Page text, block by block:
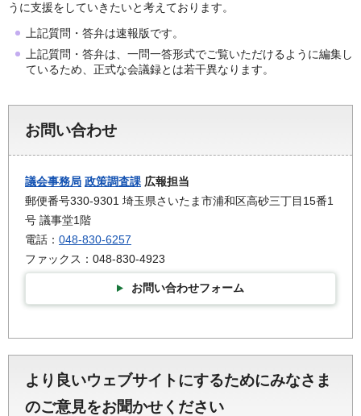
うに支援をしていきたいと考えております。
上記質問・答弁は速報版です。
上記質問・答弁は、一問一答形式でご覧いただけるように編集し
ているため、正式な会議録とは若干異なります。
お問い合わせ
議会事務局 政策調査課 広報担当
郵便番号330-9301 埼玉県さいたま市浦和区高砂三丁目15番1
号 議事堂1階
電話： 048-830-6257
ファックス：048-830-4923
お問い合わせフォーム
より良いウェブサイトにするためにみなさま
のご意見をお聞かせください